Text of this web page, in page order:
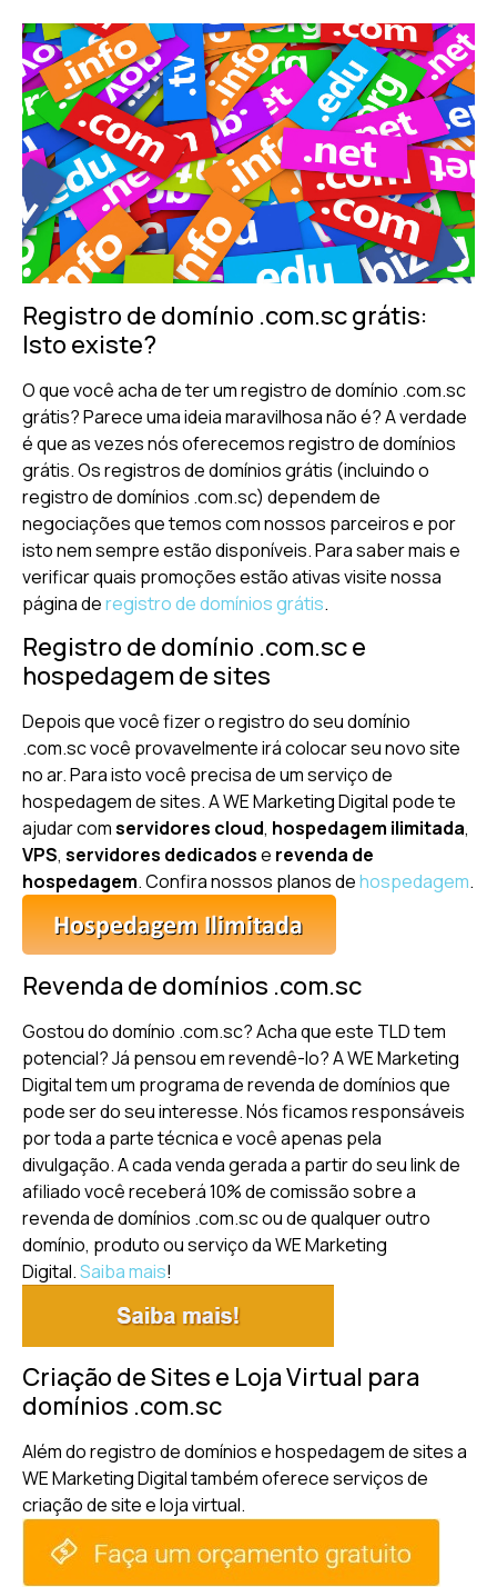
Registro de domínio .com.sc grátis:
Isto existe?
O que você acha de ter um registro de domínio .com.sc
grátis? Parece uma ideia maravilhosa não é? A verdade
é que as vezes nós oferecemos registro de domínios
grátis. Os registros de domínios grátis (incluindo o
registro de domínios .com.sc) dependem de
negociações que temos com nossos parceiros e por
isto nem sempre estão disponíveis. Para saber mais e
verificar quais promoções estão ativas visite nossa
página deregistro de domínios grátis.
Registro de domínio .com.sc e
hospedagem de sites
Depois que você fizer o registro do seu domínio
.com.sc você provavelmente irá colocar seu novo site
no ar. Para isto você precisa de um serviço de
hospedagem de sites. A WE Marketing Digital pode te
ajudar comservidores cloud, hospedagem ilimitada,
VPS, servidores dedicadose revenda de
hospedagem. Confira nossos planos dehospedagem.
Revenda de domínios .com.sc
Gostou do domínio .com.sc? Acha que este TLD tem
potencial? Já pensou em revendê-lo? A WE Marketing
Digital tem um programa de revenda de domínios que
pode ser do seu interesse. Nós ficamos responsáveis
por toda a parte técnica e você apenas pela
divulgação. A cada venda gerada a partir do seu link de
afiliado você receberá 10% de comissão sobre a
revenda de domínios .com.sc ou de qualquer outro
domínio, produto ou serviço da WE Marketing
Digital.Saiba mais!
Criação de Sites e Loja Virtual para
domínios .com.sc
Além do registro de domínios e hospedagem de sites a
WE Marketing Digital também oferece serviços de
criação de site e loja virtual.